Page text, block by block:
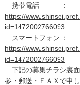
携帯電話 ：
https://
id=1472002766093
スマートフォン ：
https://
id=1472002766093
下記の募集チラシ裏
参・郵送・ＦＡＸで申